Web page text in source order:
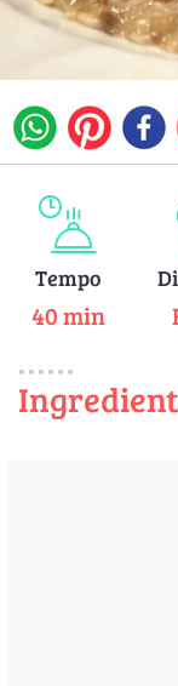
Tempo
40 min